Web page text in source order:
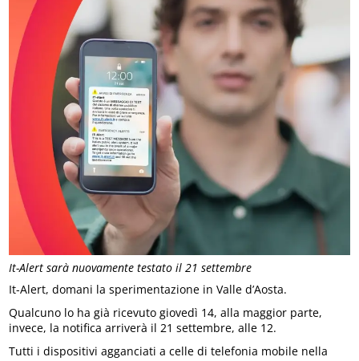
It-Alert sarà nuovamente testato il 21 settembre
It-Alert, domani la sperimentazione in Valle d’Aosta.
Qualcuno lo ha già ricevuto giovedì 14, alla maggior parte,
invece, la notifica arriverà il 21 settembre, alle 12.
Tutti i dispositivi agganciati a celle di telefonia mobile nella